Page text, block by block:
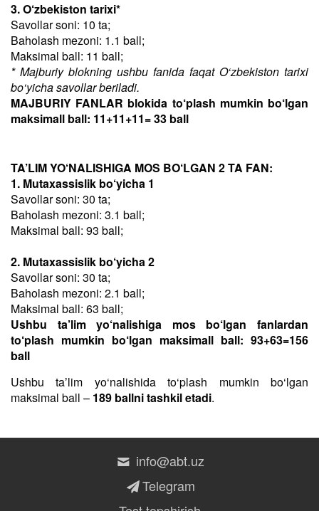
3. O‘zbekiston tarixi*
Savollar soni: 10 ta;
Baholash mezoni: 1.1 ball;
Maksimal ball: 11 ball;
* Majburiy blokning ushbu fanida faqat O‘zbekiston tarixi
bo‘yicha savollar beriladi.
MAJBURIY FANLAR blokida to‘plash mumkin bo‘lgan
maksimall ball: 11+11+11= 33 ball
TA’LIM YO‘NALISHIGA MOS BO‘LGAN 2 TA FAN:
1. Mutaxassislik bo‘yicha 1
Savollar soni: 30 ta;
Baholash mezoni: 3.1 ball;
Maksimal ball: 93 ball;
2. Mutaxassislik bo‘yicha 2
Savollar soni: 30 ta;
Baholash mezoni: 2.1 ball;
Maksimal ball: 63 ball;
Ushbu ta’lim yo‘nalishiga mos bo‘lgan fanlardan
to‘plash mumkin bo‘lgan maksimall ball: 93+63=156
ball
Ushbu taʼlim yo‘nalishida to‘plash mumkin bo‘lgan
maksimal ball – 189 ballni tashkil etadi.
info@abt.uz
Telegram